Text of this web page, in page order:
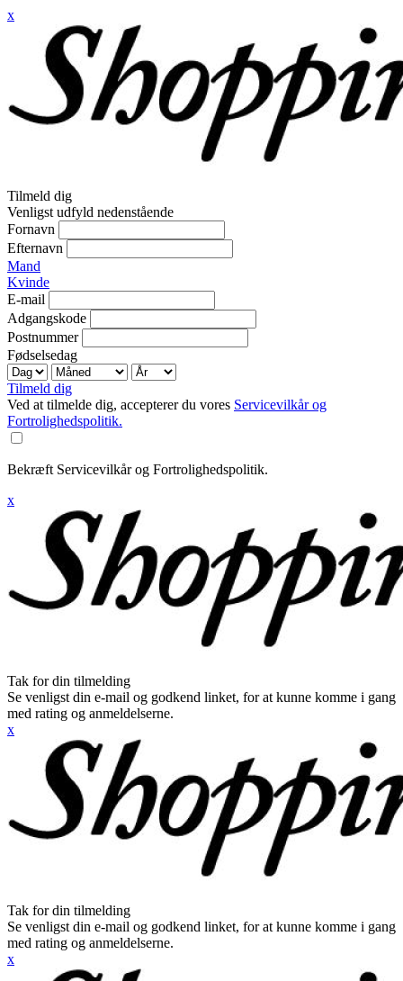
x
Tilmeld dig
Venligst udfyld nedenstående
Fornavn
Efternavn
Mand
Kvinde
E-mail
Adgangskode
Postnummer
Fødselsedag
Tilmeld dig
Ved at tilmelde dig, accepterer du vores Servicevilkår og
Fortrolighedspolitik.
Bekræft Servicevilkår og Fortrolighedspolitik.
x
Tak for din tilmelding
Se venligst din e-mail og godkend linket, for at kunne komme i gang
med rating og anmeldelserne.
x
Tak for din tilmelding
Se venligst din e-mail og godkend linket, for at kunne komme i gang
med rating og anmeldelserne.
x